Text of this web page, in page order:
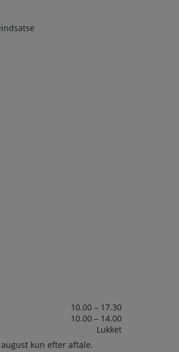
10.00 – 17.30
10.00 – 14.00
Lukket
kun efter aftale.